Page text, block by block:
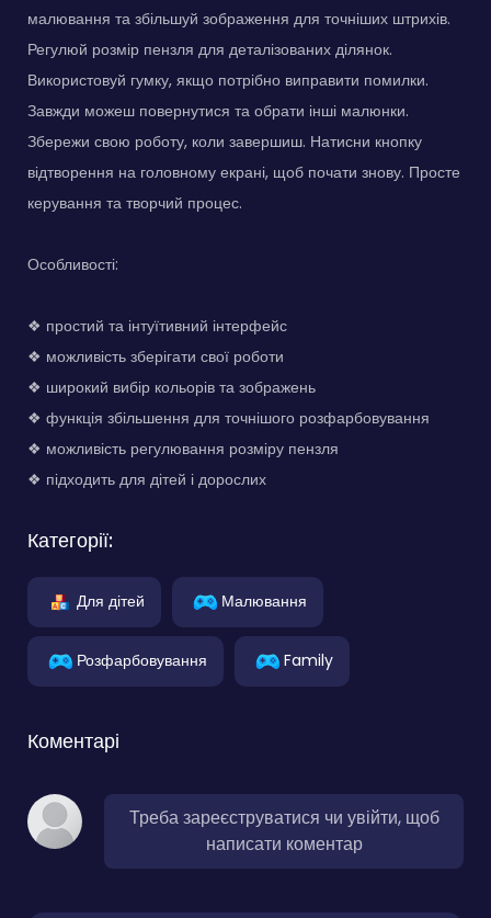
малювання та збільшуй зображення для точніших штрихів.
Регулюй розмір пензля для деталізованих ділянок.
Використовуй гумку, якщо потрібно виправити помилки.
Завжди можеш повернутися та обрати інші малюнки.
Збережи свою роботу, коли завершиш. Натисни кнопку
відтворення на головному екрані, щоб почати знову. Просте
керування та творчий процес.
Особливості:
❖ простий та інтуїтивний інтерфейс
❖ можливість зберігати свої роботи
❖ широкий вибір кольорів та зображень
❖ функція збільшення для точнішого розфарбовування
❖ можливість регулювання розміру пензля
❖ підходить для дітей і дорослих
Категорії:
Для дітей Малювання
Розфарбовування Family
Коментарі
Треба зареєструватися чи увійти, щоб
написати коментар